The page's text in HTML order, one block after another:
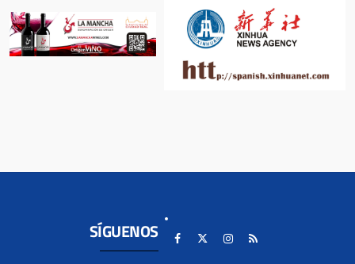
SÍGUENOS